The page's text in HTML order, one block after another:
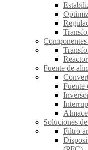
Fuente de
Fuente
Soluciones
Filtro